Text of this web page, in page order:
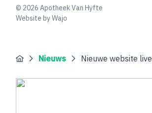
© 2026 Apotheek Van Hyfte
Website by Wajo
Nieuws Nieuwe website live